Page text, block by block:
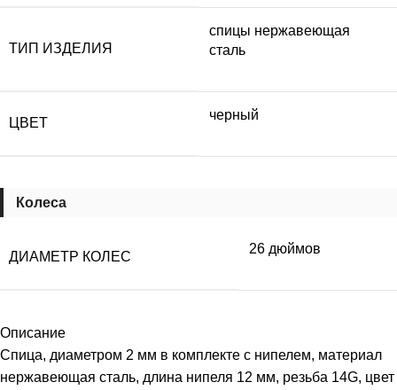
ТИП ИЗДЕЛИЯ
спицы нержавеющая
сталь
ЦВЕТ
черный
Колеса
ДИАМЕТР КОЛЕС
26 дюймов
Описание
Спица, диаметром 2 мм в комплекте с нипелем, материал
нержавеющая сталь, длина нипеля 12 мм, резьба 14G, цвет